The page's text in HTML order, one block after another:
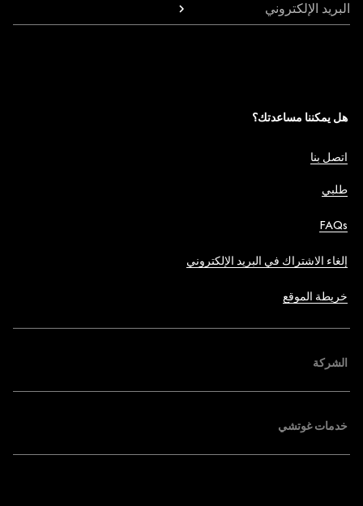
البريد الإلكتروني
هل يمكننا مساعدتك؟
اتصل بنا
طلبي
FAQs
إلغاء الاشتراك في البريد الإلكتروني
خريطة الموقع
الشركة
خدمات غوتشي